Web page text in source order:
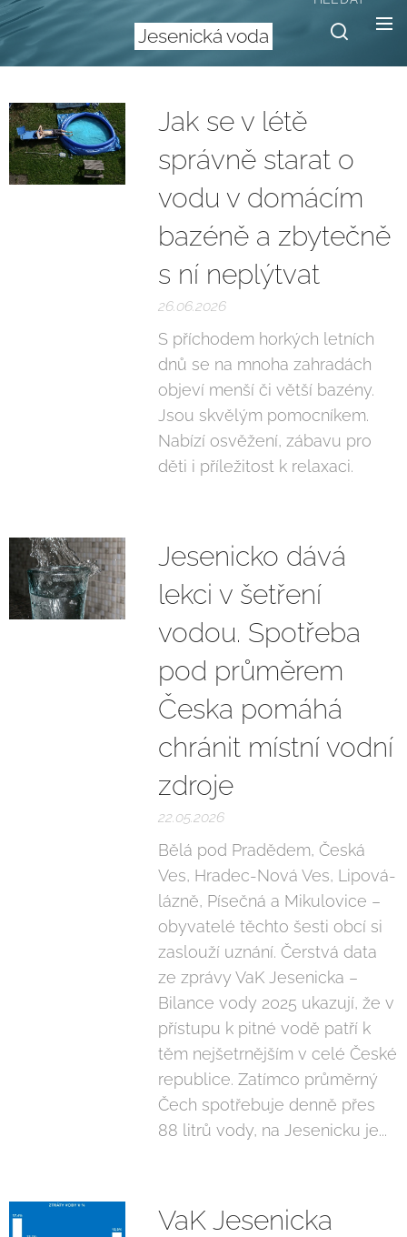
Jesenická voda
Jak se v létě
správně starat o
vodu v domácím
bazéně a zbytečně
s ní neplýtvat
26.06.2026
S příchodem horkých letních
dnů se na mnoha zahradách
objeví menší či větší bazény.
Jsou skvělým pomocníkem.
Nabízí osvěžení, zábavu pro
děti i příležitost k relaxaci.
Jesenicko dává
lekci v šetření
vodou. Spotřeba
pod průměrem
Česka pomáhá
chránit místní vodní
zdroje
22.05.2026
Bělá pod Pradědem, Česká
Ves, Hradec-Nová Ves, Lipová-
lázně, Písečná a Mikulovice –
obyvatelé těchto šesti obcí si
zaslouží uznání. Čerstvá data
ze zprávy VaK Jesenicka –
Bilance vody 2025 ukazují, že v
přístupu k pitné vodě patří k
těm nejšetrnějším v celé České
republice. Zatímco průměrný
Čech spotřebuje denně přes
88 litrů vody, na Jesenicku je...
VaK Jesenicka